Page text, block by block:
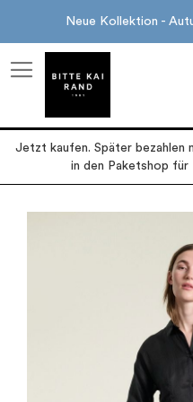
Neue Kollektion -
Jetzt kaufen. Später bezahlen
in den Paketshop für